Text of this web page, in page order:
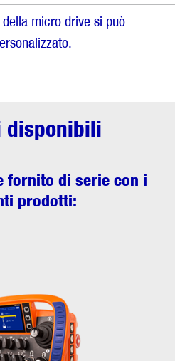
micro drive si può
disponibili
fornito di serie con i
prodotti: